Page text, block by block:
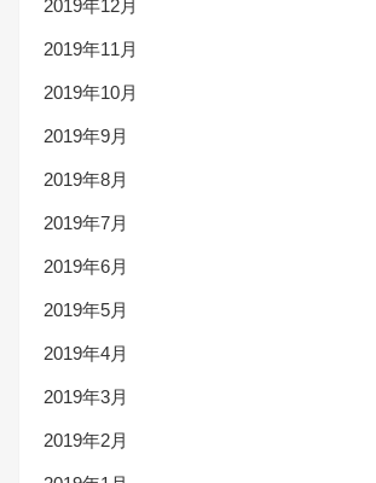
2019年12月
2019年11月
2019年10月
2019年9月
2019年8月
2019年7月
2019年6月
2019年5月
2019年4月
2019年3月
2019年2月